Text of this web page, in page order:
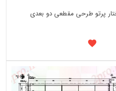
پرتو طرحی مقطعی دو بعدی